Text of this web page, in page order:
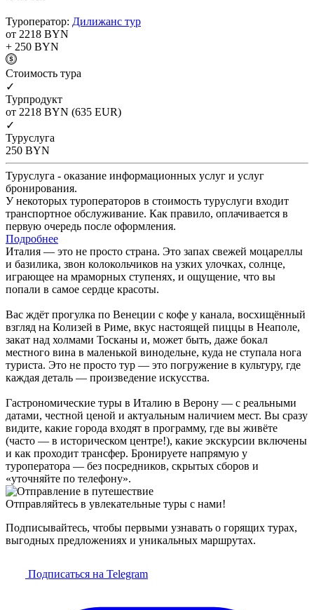
Туроператор: Дилижанс тур
от 2218 BYN
+ 250 BYN
Cтоимость тура
✓
Турпродукт
от 2218 BYN (635 EUR)
✓
Туруслуга
250 BYN
Туруслуга - оказание информационных услуг и услуг
бронирования.
У некоторых туроператоров в стоимость туруслуги входит
транспортное обслуживание. Как правило, оплачивается в
первую очередь после оформления.
Подробнее
Италия — это не просто страна. Это запах свежей моцареллы
и базилика, звон колокольчиков на узких улочках, солнце,
играющее на мраморных ступенях, и ощущение, что вы
попали в самое сердце красоты.
Вас ждёт прогулка по Венеции с кофе у канала, восхищённый
взгляд на Колизей в Риме, вкус настоящей пиццы в Неаполе,
закат над холмами Тосканы и, может быть, даже бокал
местного вина в маленькой винодельне, куда не ступала нога
туриста. Это не просто тур — это погружение в культуру, где
каждая деталь — произведение искусства.
Гастрономические туры в Италию в Верону — с реальными
датами, честной ценой и актуальным наличием мест. Вы сразу
видите, какие города входят в программу, где вы живёте
(часто — в историческом центре!), какие экскурсии включены
и как проходит трансфер. Бронируете напрямую у
туроператора — без посредников, скрытых сборов и
«уточняйте по телефону».
Отправляйтесь в увлекательные туры с нами!
Подписывайтесь, чтобы первыми узнавать о горящих турах,
выгодных предложениях и уникальных маршрутах.
Подписаться на Telegram